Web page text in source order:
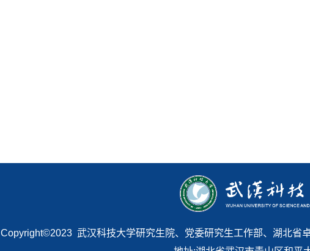
Copyright©2023 武汉科技大学研究生院、党委研究生工作部、湖北省